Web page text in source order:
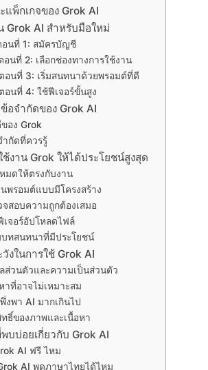
แพ็กเกจของ Grok AI
Grok AI สำหรับมือใหม่
นที่ 1: สมัครบัญชี
อนที่ 2: เลือกช่องทางการใช้งาน
อนที่ 3: เริ่มสนทนาด้วยพรอมต์ที่ดี
อนที่ 4: ใช้ฟีเจอร์ขั้นสูง
อจำกัดของ Grok AI
อง Grok
ำกัดที่ควรรู้
ช้งาน Grok ให้ได้ประโยชน์สูงสุด
มดให้ตรงกับงาน
นพรอมต์แบบมีโครงสร้าง
จสอบความถูกต้องเสมอ
เจอร์อัปโหลดไฟล์
บทสนทนาที่มีประโยชน์
งในการใช้ Grok AI
ส่วนตัวและความเป็นส่วนตัว
าที่อาจไม่เหมาะสม
งพา AI มากเกินไป
ธิ์ของภาพและเนื้อหา
บบ่อยเกี่ยวกับ Grok AI
AI ฟรี ไหม
AI พูดภาษาไทยได้ไหม